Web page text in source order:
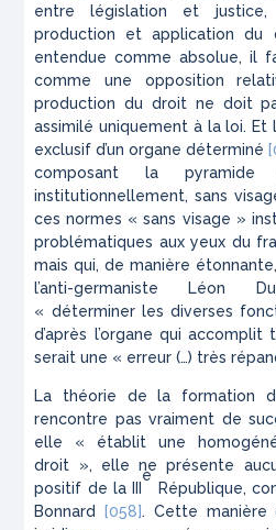
entre législation et justice,
production et application
entendue comme absolue, il
comme une opposition
production du droit ne doit
assimilé uniquement à la loi. Et
exclusif d’un organe déterminé
composant la
institutionnellement, sans
ces normes « sans visage »
problématiques aux yeux du
mais qui, de manière
l’anti-germaniste Léon
« déterminer les diverses
d’après l’organe qui
serait une « erreur (…) très
La théorie de la formation
rencontre pas vraiment de
elle « établit une
droit », elle ne présente
positif de la III
e
République,
Bonnard[058]. Cette manière